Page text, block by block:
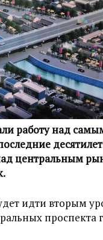
работу над
центральным
идти вторым
проспекта